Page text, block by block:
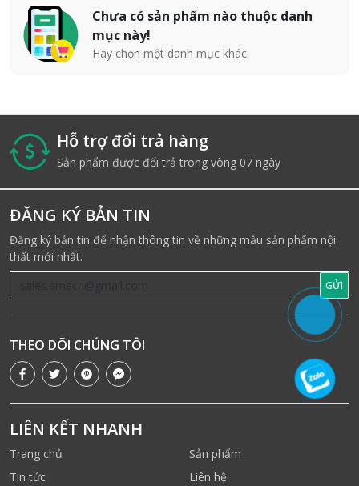
Chưa có sản phẩm nào thuộc danh
mục này!
Hãy chọn một danh mục khác.
Hỗ trợ đổi trả hàng
Sản phẩm được đổi trả trong vòng 07 ngày
ĐĂNG KÝ BẢN TIN
Đăng ký bản tin để nhận thông tin về những mẫu sản phẩm nội
thất mới nhất.
GỬI
THEO DÕI CHÚNG TÔI
LIÊN KẾT NHANH
Trang chủ
Sản phẩm
Tin tức
Liên hệ